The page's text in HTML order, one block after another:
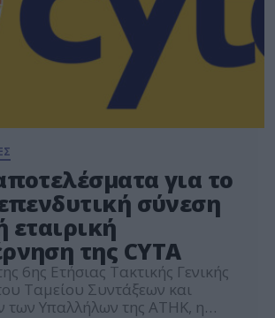
για το
σύνεση
εταιρική
της CYTA
6ης Ετήσιας Τακτικής Γενικής
Ταμείου Συντάξεων και
των Υπαλλήλων της ΑΤΗΚ, η